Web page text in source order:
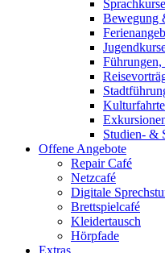
Bewegung
Studien- &
Offene Angebote
Repair Café
Netzcafé
Digitale
Brettspielcafé
Kleidertausch
Hörpfade
Extras